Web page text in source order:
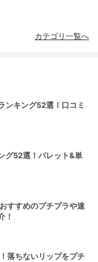
カテゴリ一覧へ
ンキング52選！口コミ
グ52選！パレット&単
すすめのプチプラや速
！
落ちないリップをプチ